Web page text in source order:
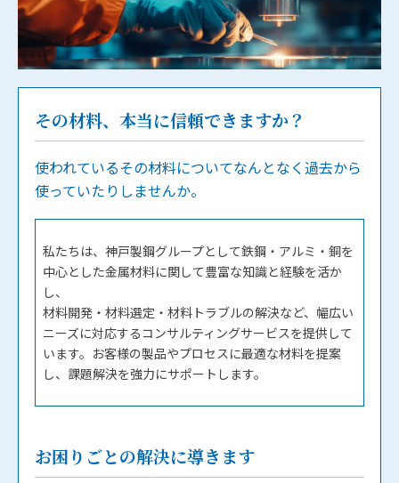
その材料、本当に信頼できますか？
使われているその材料についてなんとなく過去から
使っていたりしませんか。
私たちは、神戸製鋼グループとして鉄鋼・アルミ・銅を
中心とした金属材料に関して豊富な知識と経験を活か
し、
材料開発・材料選定・材料トラブルの解決など、幅広い
ニーズに対応するコンサルティングサービスを提供して
います。お客様の製品やプロセスに最適な材料を提案
し、課題解決を強力にサポートします。
お困りごとの解決に導きます